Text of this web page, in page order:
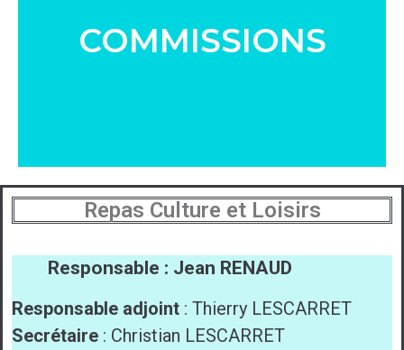
COMMISSIONS
Repas Culture et Loisirs
Responsable : Jean RENAUD
Responsable adjoint : Thierry LESCARRET
Secrétaire : Christian LESCARRET